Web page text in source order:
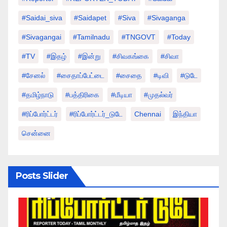
#saidai_siva #saidapet #Siva #Sivaganga
#sivagangai #tamilnadu #TNGOVT #today
#TV #இதழ் #இன்று #சிவகங்கை #சிவா
#சேனல் #சைதாப்பேட்டை #சைதை #டிவி #டுடே
#தமிழ்நாடு #பத்திரிகை #மீடியா #முதல்வர்
#ரிப்போர்ட்டர் #ரிப்போர்ட்டர்_டுடே Chennai இந்தியா
சென்னை
Posts Slider